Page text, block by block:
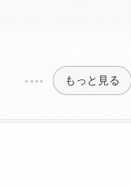
もっと見る